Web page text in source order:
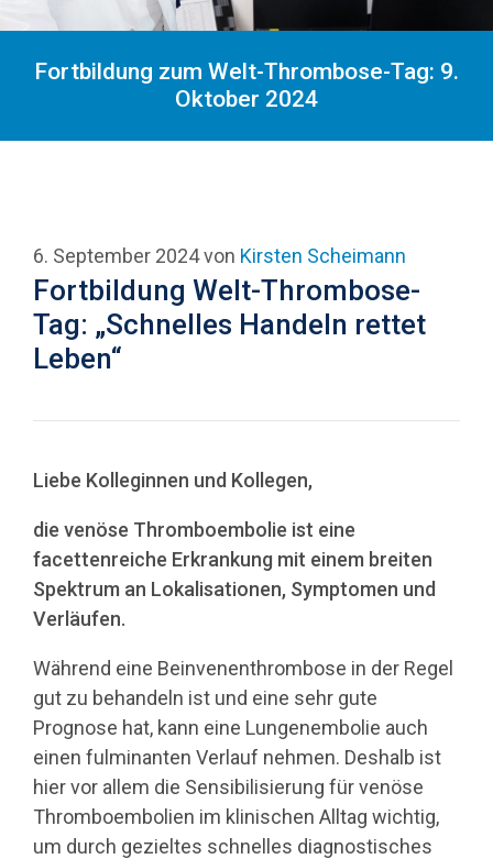
Fortbildung zum Welt-Thrombose-Tag: 9.
Oktober 2024
6. September 2024von Kirsten Scheimann
Fortbildung Welt-Thrombose-
Tag: „Schnelles Handeln rettet
Leben“
Liebe Kolleginnen und Kollegen,
die venöse Thromboembolie ist eine
facettenreiche Erkrankung mit einem breiten
Spektrum an Lokalisationen, Symptomen und
Verläufen.
Während eine Beinvenenthrombose in der Regel
gut zu behandeln ist und eine sehr gute
Prognose hat, kann eine Lungenembolie auch
einen fulminanten Verlauf nehmen. Deshalb ist
hier vor allem die Sensibilisierung für venöse
Thromboembolien im klinischen Alltag wichtig,
um durch gezieltes schnelles diagnostisches